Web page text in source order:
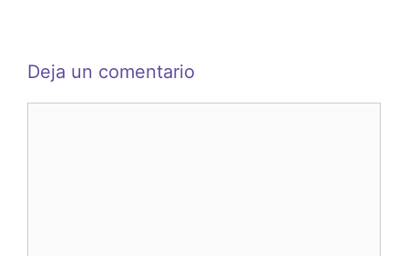
Deja un comentario